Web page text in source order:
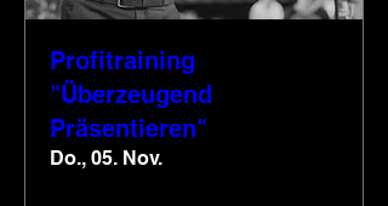
Profitraining
"Überzeugend
Präsentieren"
Do., 05. Nov.